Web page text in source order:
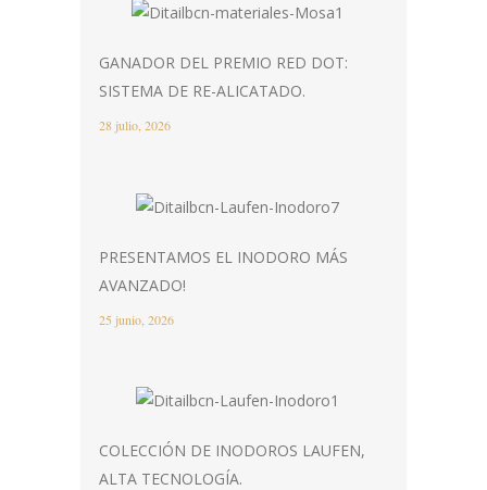
GANADOR DEL PREMIO RED DOT:
SISTEMA DE RE-ALICATADO.
28 julio, 2026
PRESENTAMOS EL INODORO MÁS
AVANZADO!
25 junio, 2026
COLECCIÓN DE INODOROS LAUFEN,
ALTA TECNOLOGÍA.